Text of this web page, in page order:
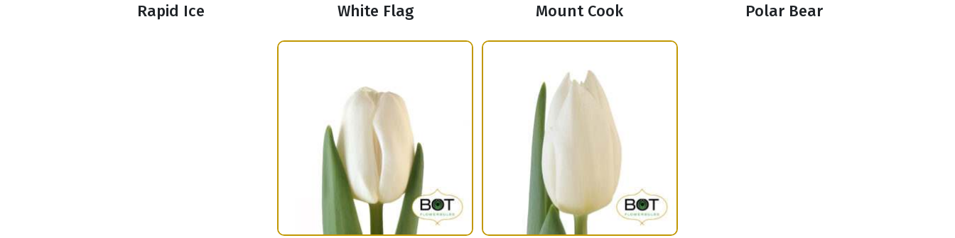
Rapid Ice White Flag Mount Cook Polar Bear